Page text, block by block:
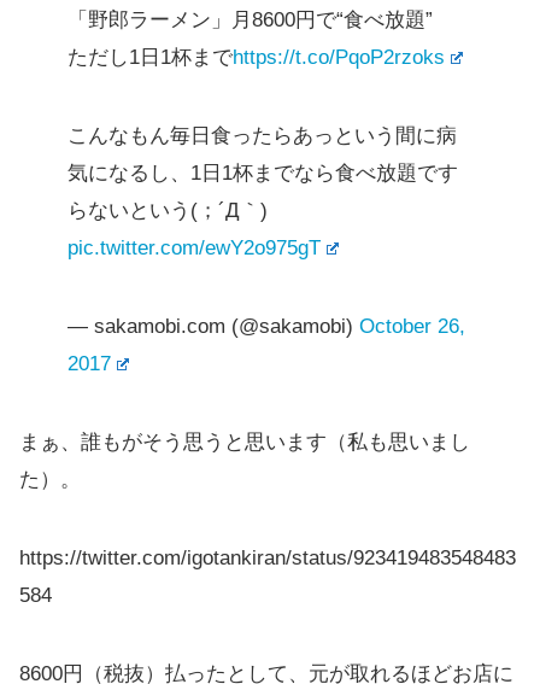
「野郎ラーメン」月8600円で“食べ放題”
ただし1日1杯までhttps://t.co/PqoP2rzoks
こんなもん毎日食ったらあっという間に病
気になるし、1日1杯までなら食べ放題です
らないという(；´Д｀)
pic.twitter.com/ewY2o975gT
— sakamobi.com (@sakamobi) October 26,
2017
まぁ、誰もがそう思うと思います（私も思いまし
た）。
https://twitter.com/igotankiran/status/923419483548483
584
8600円（税抜）払ったとして、元が取れるほどお店に